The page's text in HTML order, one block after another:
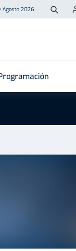
Agosto 2026 Buscar